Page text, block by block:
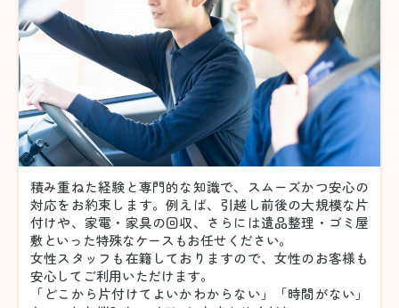
積み重ねた経験と専門的な知識で、スムーズかつ安心の
対応をお約束します。例えば、引越し前後の大規模な片
付けや、家電・家具の回収、さらには遺品整理・ゴミ屋
敷といった特殊なケースもお任せください。
女性スタッフも在籍しておりますので、女性のお客様も
安心してご利用いただけます。
「どこから片付けてよいかわからない」「時間がない」